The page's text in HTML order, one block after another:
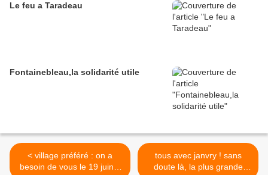
Le feu a Taradeau
Fontainebleau,la solidarité utile
< village préféré : on a
besoin de vous le 19 juin a
tous avec janvry ! sans
doute là, la plus grande